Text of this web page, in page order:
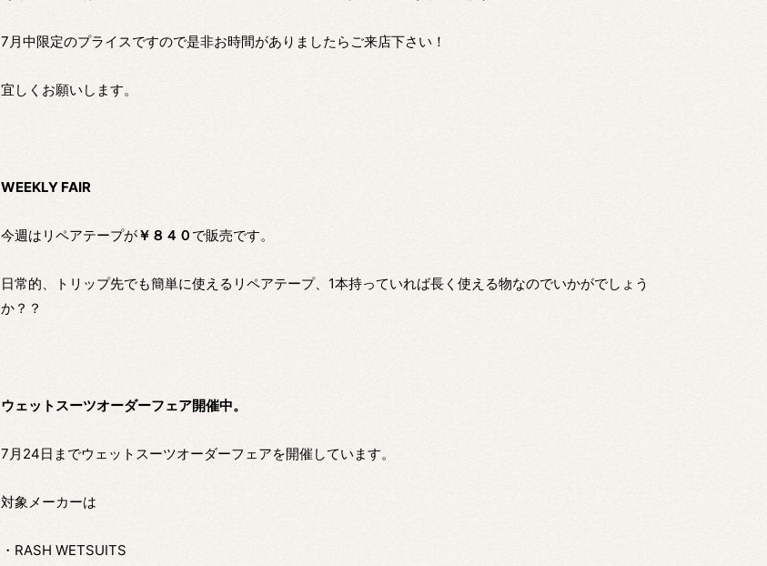
7月中限定のプライスですので是非お時間がありましたらご来店下さい！
宜しくお願いします。
WEEKLY FAIR
今週はリペアテープが￥８４０で販売です。
日常的、トリップ先でも簡単に使えるリペアテープ、1本持っていれば長く使える物なのでいかがでしょう
か？？
ウェットスーツオーダーフェア開催中。
7月24日までウェットスーツオーダーフェアを開催しています。
対象メーカーは
・RASH WETSUITS